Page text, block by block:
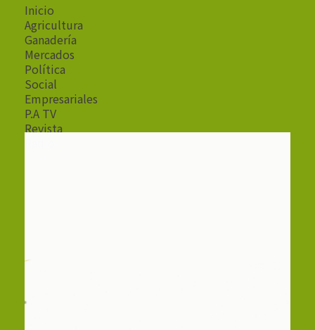
Inicio
Agricultura
Ganadería
Mercados
Política
Social
Empresariales
P.A TV
Revista